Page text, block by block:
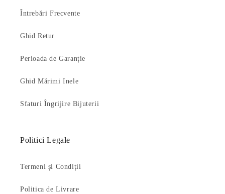
Întrebări Frecvente
Ghid Retur
Perioada de Garanție
Ghid Mărimi Inele
Sfaturi Îngrijire Bijuterii
Politici Legale
Termeni și Condiții
Politica de Livrare